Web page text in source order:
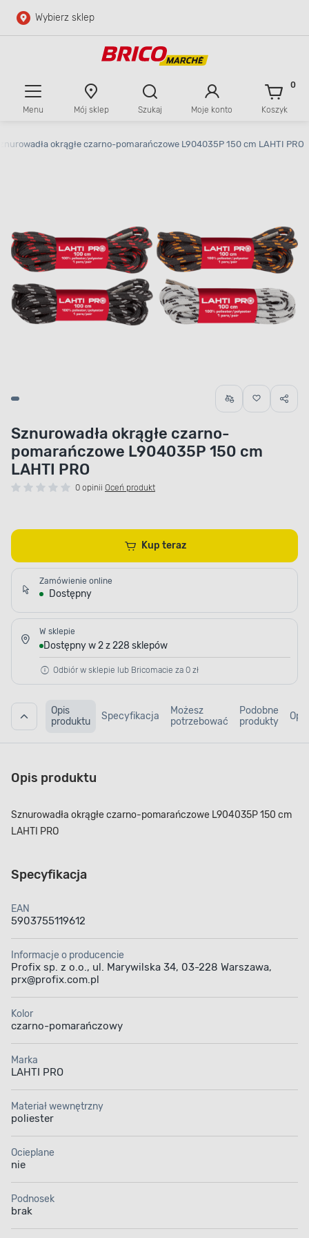
Przejdź do głównej zawartości
Wybierz sklep
Menu Mój sklep Szukaj Moje konto Koszyk
0
okrągłe czarno-pomarańczowe L904035P 150 cm LAHTI PRO
Sznurowadła okrągłe czarno-
pomarańczowe L904035P 150 cm
LAHTI PRO
0 opinii Oceń produkt
Kup teraz
Zamówienie online
Dostępny
W sklepie
Dostępny w 2 z 228 sklepów
Odbiór w sklepie lub Bricomacie za 0 zł
Opis
produktu
Specyfikacja
Możesz
potrzebować
Podobne
produkty
Opis produktu
Sznurowadła okrągłe czarno-pomarańczowe L904035P 150 cm
LAHTI PRO
Specyfikacja
EAN
5903755119612
Informacje o producencie
Profix sp. z o.o., ul. Marywilska 34, 03-228 Warszawa,
prx@profix.com.pl
Kolor
czarno-pomarańczowy
Marka
LAHTI PRO
Materiał wewnętrzny
poliester
Ocieplane
nie
Podnosek
brak